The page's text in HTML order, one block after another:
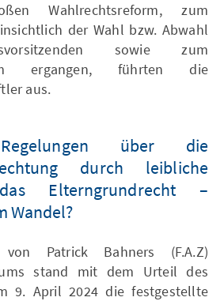
Wahlrechtsreform, zum
der Wahl bzw. Abwahl
sowie zum
ergangen, führten die
aus.
über die
durch leibliche
Elterngrundrecht –
Wandel?
Patrick Bahners (F.A.Z)
stand mit dem Urteil des
9. April 2024 die festgestellte